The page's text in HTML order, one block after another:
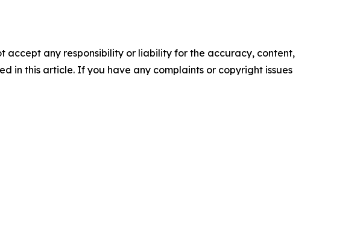
accept any responsibility or liability for the accuracy, content,
in this article. If you have any complaints or copyright issues